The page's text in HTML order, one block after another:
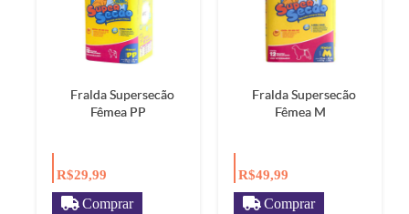
Fralda Supersecão
Fêmea PP
R$29,99
Comprar
Fralda Supersecão
Fêmea M
R$49,99
Comprar